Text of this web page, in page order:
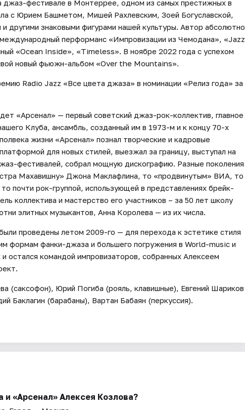
джаз-фестивале в Монтеррее, одном из самых престижных в
с Юрием Башметом, Мишей Рахлевским, Зоей Богуславской,
другими знаковыми фигурами нашей культуры. Автор абсолютно
перформанс «Импровизации из Чемодана», «Jazz
«Ocean Inside», «Timeless». В ноябре 2022 года с успехом
новый фьюжн-альбом «Over the Mountains».
Radio Jazz «Все цвета джаза» в номинации «Релиз года» за
«Арсенал» — первый советский джаз-рок-коллектив, главное
Клуба, ансамбль, созданный им в 1973-м и к концу 70-х
жизни «Арсенал» познал творческие и кадровые
для новых стилей, выезжал за границу, выступал на
фестивалей, собрал мощную дискографию. Разные поколения
Махавишну» Джона Маклафлина, то «продвинутым» ВИА, то
почти рок-группой, использующей в представлениях брейк-
коллектива и мастерство его участников – за 50 лет школу
элитных музыкантов, Анна Королева — из их числа.
проведены летом 2009-го — для перехода к эстетике стиля
формам фанки-джаза и большего погружения в World-music и
остался командой импровизаторов, собранных Алексеем
(саксофон), Юрий Погиба (рояль, клавишные), Евгений Шариков
Баклагин (барабаны), Вартан Бабаян (перкуссия).
и «Арсенал» Алексея Козлова?